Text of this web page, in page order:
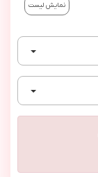
نمایش لیست